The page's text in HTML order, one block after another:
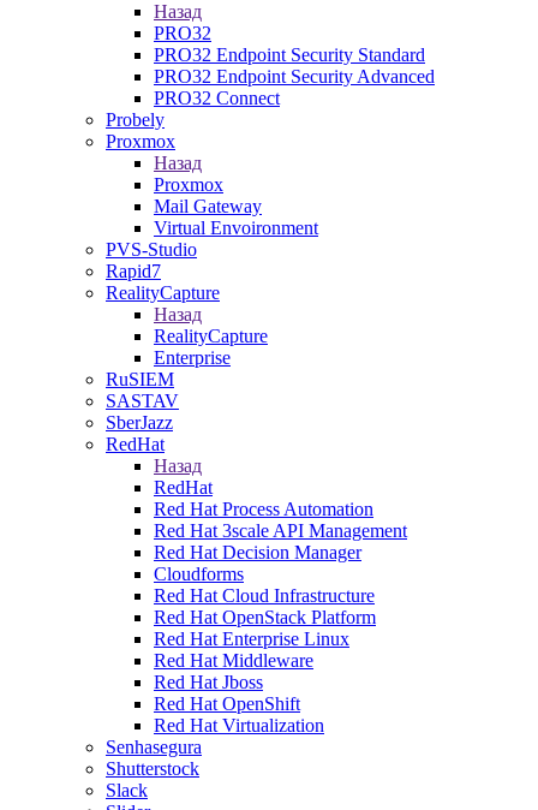
Назад
PRO32
PRO32 Endpoint Security Standard
PRO32 Endpoint Security Advanced
PRO32 Connect
Probely
Proxmox
Назад
Proxmox
Mail Gateway
Virtual Envoironment
PVS-Studio
Rapid7
RealityCapture
Назад
RealityCapture
Enterprise
RuSIEM
SASTAV
SberJazz
RedHat
Назад
RedHat
Red Hat Process Automation
Red Hat 3scale API Management
Red Hat Decision Manager
Cloudforms
Red Hat Cloud Infrastructure
Red Hat OpenStack Platform
Red Hat Enterprise Linux
Red Hat Middleware
Red Hat Jboss
Red Hat OpenShift
Red Hat Virtualization
Senhasegura
Shutterstock
Slack